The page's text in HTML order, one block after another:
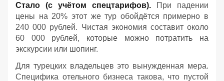
Стало (с учётом спецтарифов). При падении
цены на 20% этот же тур обойдётся примерно в
240 000 рублей. Чистая экономия составит около
60 000 рублей, которые можно потратить на
экскурсии или шопинг.
Для турецких владельцев это вынужденная мера.
Специфика отельного бизнеса такова, что пустой